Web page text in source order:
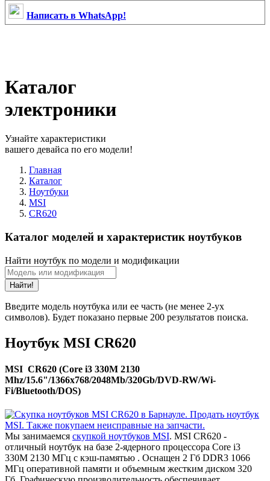
Написать в WhatsApp!
Каталог
электроники
Узнайте характеристики
вашего девайса по его модели!
Главная
Каталог
Ноутбуки
MSI
CR620
Каталог моделей и характеристик ноутбуков
Найти ноутбук по модели и модификации
Найти!
Введите модель ноутбука или ее часть (не менее 2-ух
символов). Будет показано первые 200 результатов поиска.
Ноутбук MSI CR620
MSI CR620 (Core i3 330M 2130
Mhz/15.6"/1366x768/2048Mb/320Gb/DVD-RW/Wi-
Fi/Bluetooth/DOS)
Мы занимаемся скупкой ноутбуков MSI. MSI CR620 -
отличный ноутбук на базе 2-ядерного процессора Core i3
330M 2130 МГц с кэш-памятью . Оснащен 2 Гб DDR3 1066
МГц оперативной памяти и объемным жестким диском 320